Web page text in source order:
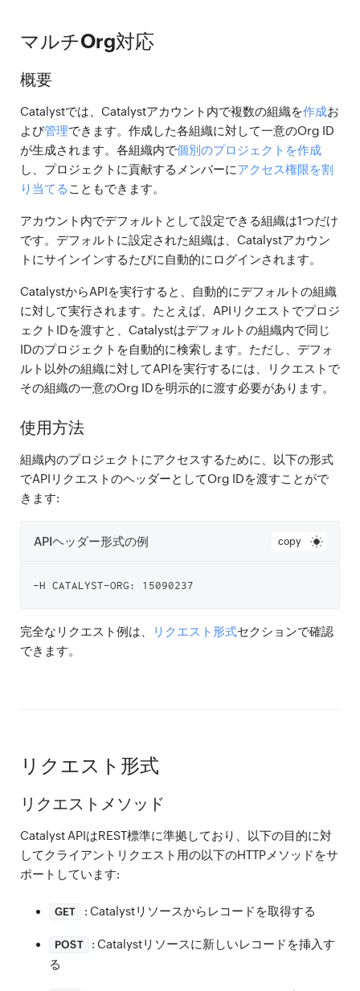
マルチOrg対応
概要
Catalystでは、Catalystアカウント内で複数の組織を作成お
よび管理できます。作成した各組織に対して一意のOrg ID
が生成されます。各組織内で個別のプロジェクトを作成
し、プロジェクトに貢献するメンバーにアクセス権限を割
り当てる こともできます。
アカウント内でデフォルトとして設定できる組織は1つだけ
です。デフォルトに設定された組織は、Catalystアカウン
トにサインインするたびに自動的にログインされます。
CatalystからAPIを実行すると、自動的にデフォルトの組織
に対して実行されます。たとえば、APIリクエストでプロジ
ェクトIDを渡すと、Catalystはデフォルトの組織内で同じ
IDのプロジェクトを自動的に検索します。ただし、デフォ
ルト以外の組織に対してAPIを実行するには、リクエストで
その組織の一意のOrg IDを明示的に渡す必要があります。
使用方法
組織内のプロジェクトにアクセスするために、以下の形式
でAPIリクエストのヘッダーとしてOrg IDを渡すことがで
きます:
APIヘッダー形式の例 copy
完全なリクエスト例は、 リクエスト形式セクションで確認
できます。
リクエスト形式
リクエストメソッド
Catalyst APIはREST標準に準拠しており、以下の目的に対
してクライアントリクエスト用の以下のHTTPメソッドをサ
ポートしています:
GET : Catalystリソースからレコードを取得する
POST
: Catalystリソースに新しいレコードを挿入す
る